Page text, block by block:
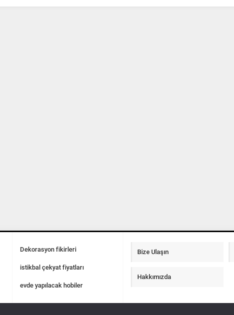
Dekorasyon fikirleri
istikbal çekyat fiyatları
evde yapılacak hobiler
Bize Ulaşın
Hakkımızda